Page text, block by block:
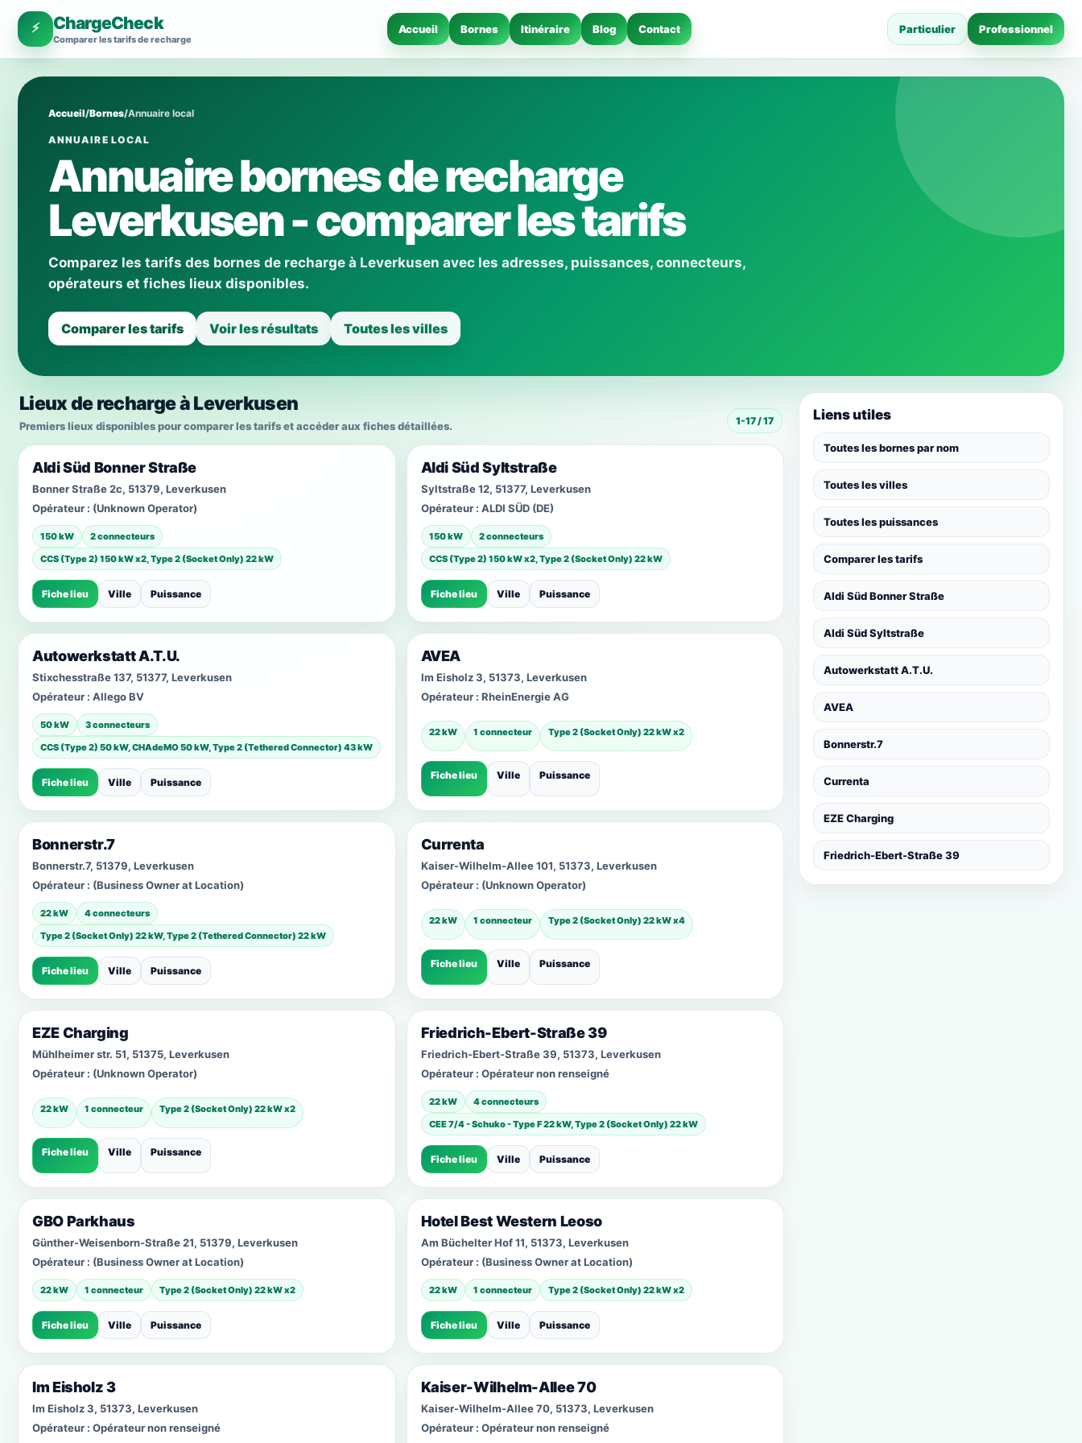
⚡ ChargeCheck
Comparer les tarifs de recharge
Accueil Bornes Itinéraire Blog Contact Particulier Professionnel
Accueil/Bornes/Annuaire local
ANNUAIRE LOCAL
Annuaire bornes de recharge
Leverkusen - comparer les tarifs
Comparez les tarifs des bornes de recharge à Leverkusen avec les adresses, puissances, connecteurs,
opérateurs et fiches lieux disponibles.
Comparer les tarifs Voir les résultats Toutes les villes
Lieux de recharge à Leverkusen
Premiers lieux disponibles pour comparer les tarifs et accéder aux fiches détaillées. 1-17 / 17
Aldi Süd Bonner Straße
Bonner Straße 2c, 51379, Leverkusen
Opérateur : (Unknown Operator)
150 kW
2 connecteurs
CCS (Type 2) 150 kW x2, Type 2 (Socket Only) 22 kW
Fiche lieu Ville Puissance
Aldi Süd Syltstraße
Syltstraße 12, 51377, Leverkusen
Opérateur : ALDI SÜD (DE)
150 kW
2 connecteurs
CCS (Type 2) 150 kW x2, Type 2 (Socket Only) 22 kW
Fiche lieu Ville Puissance
Autowerkstatt A.T.U.
Stixchesstraße 137, 51377, Leverkusen
Opérateur : Allego BV
50 kW
3 connecteurs
CCS (Type 2) 50 kW, CHAdeMO 50 kW, Type 2 (Tethered Connector) 43 kW
Fiche lieu Ville Puissance
AVEA
Im Eisholz 3, 51373, Leverkusen
Opérateur : RheinEnergie AG
22 kW 1 connecteur Type 2 (Socket Only) 22 kW x2
Fiche lieu Ville Puissance
Bonnerstr.7
Bonnerstr.7, 51379, Leverkusen
Opérateur : (Business Owner at Location)
22 kW
4 connecteurs
Type 2 (Socket Only) 22 kW, Type 2 (Tethered Connector) 22 kW
Fiche lieu Ville Puissance
Currenta
Kaiser-Wilhelm-Allee 101, 51373, Leverkusen
Opérateur : (Unknown Operator)
22 kW 1 connecteur Type 2 (Socket Only) 22 kW x4
Fiche lieu Ville Puissance
EZE Charging
Mühlheimer str. 51, 51375, Leverkusen
Opérateur : (Unknown Operator)
22 kW 1 connecteur Type 2 (Socket Only) 22 kW x2
Fiche lieu Ville Puissance
Friedrich-Ebert-Straße 39
Friedrich-Ebert-Straße 39, 51373, Leverkusen
Opérateur : Opérateur non renseigné
22 kW
4 connecteurs
CEE 7/4 - Schuko - Type F 22 kW, Type 2 (Socket Only) 22 kW
Fiche lieu Ville Puissance
GBO Parkhaus
Günther-Weisenborn-Straße 21, 51379, Leverkusen
Opérateur : (Business Owner at Location)
22 kW 1 connecteur Type 2 (Socket Only) 22 kW x2
Fiche lieu Ville Puissance
Hotel Best Western Leoso
Am Büchelter Hof 11, 51373, Leverkusen
Opérateur : (Business Owner at Location)
22 kW 1 connecteur Type 2 (Socket Only) 22 kW x2
Fiche lieu Ville Puissance
Im Eisholz 3
Im Eisholz 3, 51373, Leverkusen
Opérateur : Opérateur non renseigné
Kaiser-Wilhelm-Allee 70
Kaiser-Wilhelm-Allee 70, 51373, Leverkusen
Opérateur : Opérateur non renseigné
Liens utiles
Toutes les bornes par nom
Toutes les villes
Toutes les puissances
Comparer les tarifs
Aldi Süd Bonner Straße
Aldi Süd Syltstraße
Autowerkstatt A.T.U.
AVEA
Bonnerstr.7
Currenta
EZE Charging
Friedrich-Ebert-Straße 39